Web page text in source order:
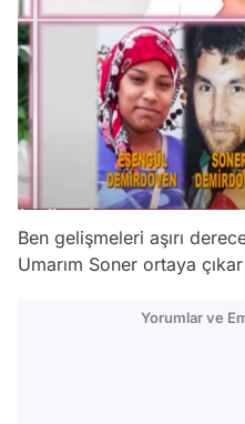
Ben gelişmeleri aşırı
Umarım Soner ortaya
Yorumlar ve